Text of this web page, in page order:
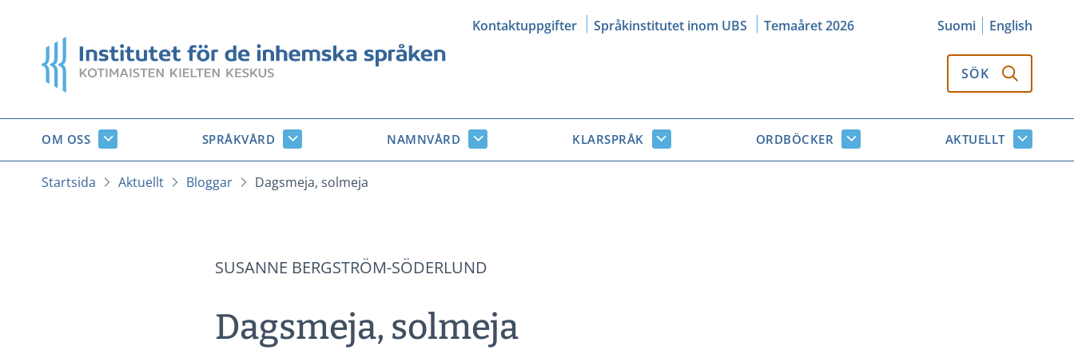
innehåll
Kontaktuppgifter Språkinstitutet inom UBS Temaåret 2026 Suomi
English
Startsida
SÖK
OM OSS
Om
oss
undersidor
SPRÅKVÅRD
Språkvård
undersidor
NAMNVÅRD
Namnvård
undersidor
KLARSPRÅK
Klarspråk
undersidor
ORDBÖCKER
Ordböcker
undersidor
AKTUELLT
Aktuellt
Startsida
Aktuellt Bloggar Dagsmeja, solmeja
SUSANNE BERGSTRÖM-SÖDERLUND
Dagsmeja, solmeja